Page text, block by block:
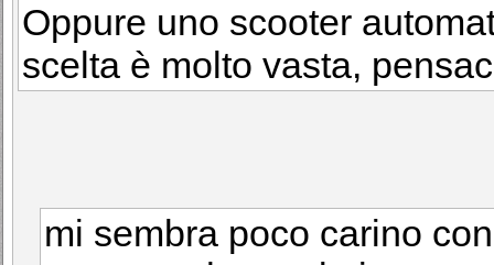
Oppure uno scooter
scelta è molto vasta,
mi sembra poco carino